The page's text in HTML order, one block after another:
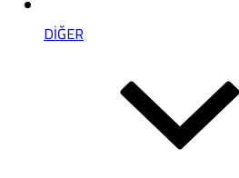
DİĞER